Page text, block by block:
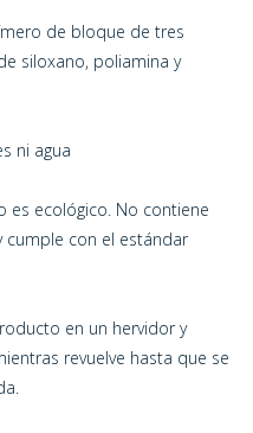
de bloque de tres
siloxano, poliamina y
ni agua
es ecológico. No contiene
con el estándar
en un hervidor y
revuelve hasta que se